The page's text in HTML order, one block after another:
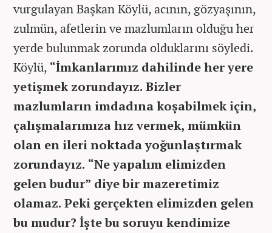
vurgulayan Başkan Köylü, acının, gözyaşının,
zulmün, afetlerin ve mazlumların olduğu her
yerde bulunmak zorunda olduklarını söyledi.
Köylü, “İmkanlarımız dahilinde her yere
yetişmek zorundayız. Bizler
mazlumların imdadına koşabilmek için,
çalışmalarımıza hız vermek, mümkün
olan en ileri noktada yoğunlaştırmak
zorundayız. “Ne yapalım elimizden
gelen budur” diye bir mazeretimiz
olamaz. Peki gerçekten elimizden gelen
bu mudur? İşte bu soruyu kendimize